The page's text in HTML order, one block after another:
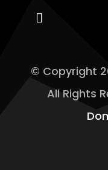
© Copyright
All Rights